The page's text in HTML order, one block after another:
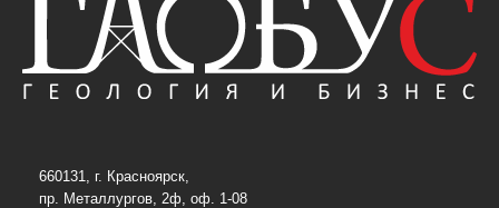
660131, г. Красноярск,
пр. Металлургов, 2ф, оф. 1-08